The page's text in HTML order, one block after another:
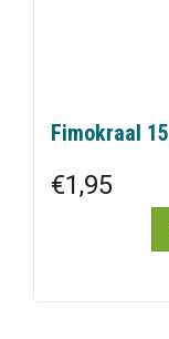
Fimokraal 15
€1,95